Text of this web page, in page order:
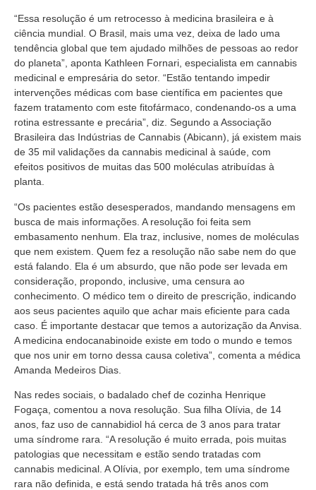
“Essa resolução é um retrocesso à medicina brasileira e à
ciência mundial. O Brasil, mais uma vez, deixa de lado uma
tendência global que tem ajudado milhões de pessoas ao redor
do planeta”, aponta Kathleen Fornari, especialista em cannabis
medicinal e empresária do setor. “Estão tentando impedir
intervenções médicas com base científica em pacientes que
fazem tratamento com este fitofármaco, condenando-os a uma
rotina estressante e precária”, diz. Segundo a Associação
Brasileira das Indústrias de Cannabis (Abicann), já existem mais
de 35 mil validações da cannabis medicinal à saúde, com
efeitos positivos de muitas das 500 moléculas atribuídas à
planta.
“Os pacientes estão desesperados, mandando mensagens em
busca de mais informações. A resolução foi feita sem
embasamento nenhum. Ela traz, inclusive, nomes de moléculas
que nem existem. Quem fez a resolução não sabe nem do que
está falando. Ela é um absurdo, que não pode ser levada em
consideração, propondo, inclusive, uma censura ao
conhecimento. O médico tem o direito de prescrição, indicando
aos seus pacientes aquilo que achar mais eficiente para cada
caso. É importante destacar que temos a autorização da Anvisa.
A medicina endocanabinoide existe em todo o mundo e temos
que nos unir em torno dessa causa coletiva”, comenta a médica
Amanda Medeiros Dias.
Nas redes sociais, o badalado chef de cozinha Henrique
Fogaça, comentou a nova resolução. Sua filha Olívia, de 14
anos, faz uso de cannabidiol há cerca de 3 anos para tratar
uma síndrome rara. “A resolução é muito errada, pois muitas
patologias que necessitam e estão sendo tratadas com
cannabis medicinal. A Olívia, por exemplo, tem uma síndrome
rara não definida, e está sendo tratada há três anos com